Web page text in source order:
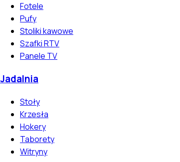
Fotele
Pufy
Stoliki kawowe
Szafki RTV
Panele TV
Jadalnia
Stoły
Krzesła
Hokery
Taborety
Witryny